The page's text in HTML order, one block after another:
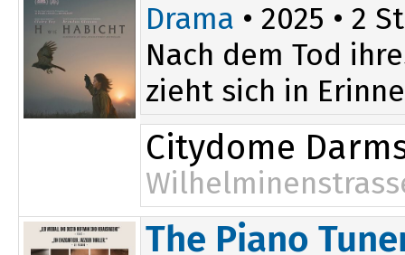
Drama • 2025 • 2
Nach dem Tod
zieht sich in
Citydome
The Piano